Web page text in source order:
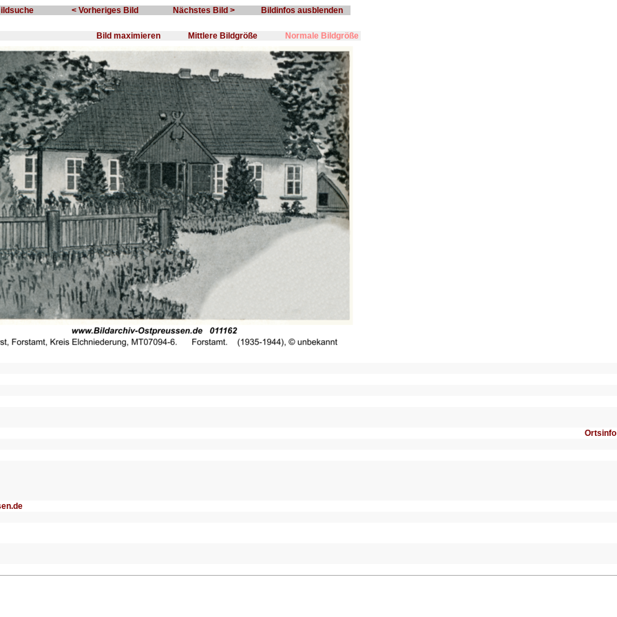
< Vorheriges Bild Nächstes Bild > Bildinfos ausblenden
Normale Bildgröße
Mittlere Bildgröße
Bild maximieren
Ortsinfo